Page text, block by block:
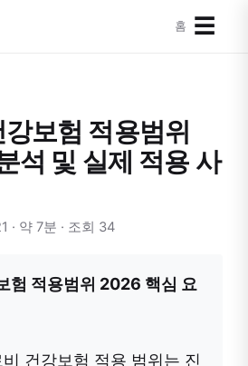
홈 ☰
보험 적용범위
석 및 실제 적용 사
· 약 7분 · 조회 34
험 적용범위 2026 핵심 요
건강보험 적용 범위는 진